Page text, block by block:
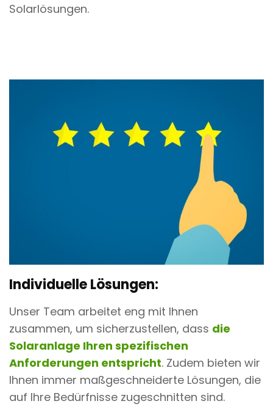
Solarlösungen.
Individuelle Lösungen:
Unser Team arbeitet eng mit Ihnen
zusammen, um sicherzustellen, dass die
Solaranlage Ihren spezifischen
Anforderungen entspricht. Zudem bieten wir
Ihnen immer maßgeschneiderte Lösungen, die
auf Ihre Bedürfnisse zugeschnitten sind.